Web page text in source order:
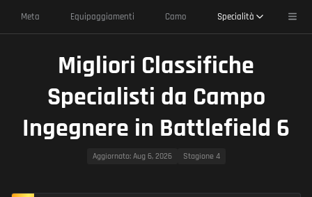
Meta Equipaggiamenti Camo Specialità
Migliori Classifiche
Specialisti da Campo
Ingegnere in Battlefield 6
Aggiornato: Aug 6, 2026 Stagione 4